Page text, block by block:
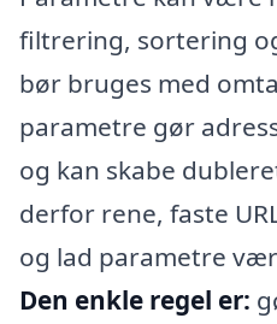
filtrering, sortering
bør bruges med
parametre gør
og kan skabe
derfor rene, faste
og lad parametre
Den enkle regel er: